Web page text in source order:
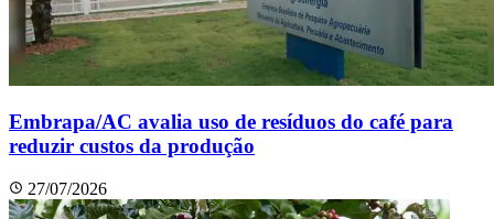
Embrapa/AC avalia uso de resíduos do café para
reduzir custos da produção
27/07/2026